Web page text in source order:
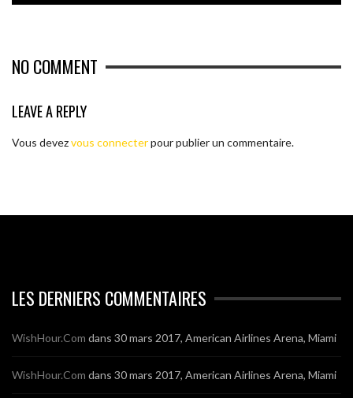
NO COMMENT
LEAVE A REPLY
Vous devezvous connecterpour publier un commentaire.
LES DERNIERS COMMENTAIRES
WishHour.Com dans 30 mars 2017, American Airlines Arena, Miami
WishHour.Com dans 30 mars 2017, American Airlines Arena, Miami